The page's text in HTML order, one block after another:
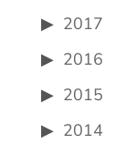
2017
2016
2015
2014